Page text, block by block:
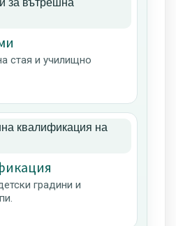
стая и училищно
градини и